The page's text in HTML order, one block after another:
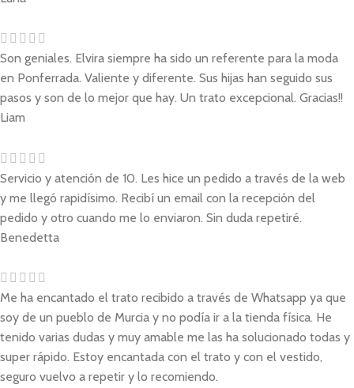
Son geniales. Elvira siempre ha sido un referente para la moda
en Ponferrada. Valiente y diferente. Sus hijas han seguido sus
pasos y son de lo mejor que hay. Un trato excepcional. Gracias!!
Liam
Servicio y atención de 10. Les hice un pedido a través de la web
y me llegó rapidísimo. Recibí un email con la recepción del
pedido y otro cuando me lo enviaron. Sin duda repetiré.
Benedetta
Me ha encantado el trato recibido a través de Whatsapp ya que
soy de un pueblo de Murcia y no podía ir a la tienda física. He
tenido varias dudas y muy amable me las ha solucionado todas y
super rápido. Estoy encantada con el trato y con el vestido,
seguro vuelvo a repetir y lo recomiendo.